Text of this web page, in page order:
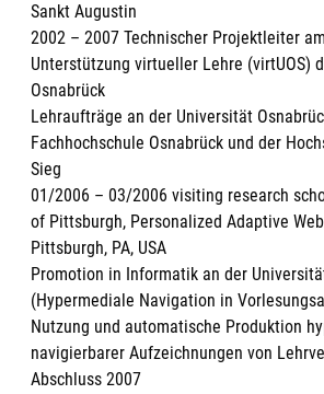
Sankt Augustin
2002 – 2007 Technischer Projektleiter
Unterstützung virtueller Lehre (virtUOS)
Osnabrück
Lehraufträge an der Universität
Fachhochschule Osnabrück und der
Sieg
01/2006 – 03/2006 visiting research
of Pittsburgh, Personalized Adaptive
Pittsburgh, PA, USA
Promotion in Informatik an der
(Hypermediale Navigation in
Nutzung und automatische Produktion
navigierbarer Aufzeichnungen von
Abschluss 2007